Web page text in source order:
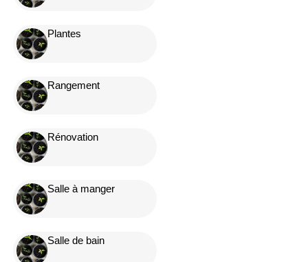
Plantes
Rangement
Rénovation
Salle à manger
Salle de bain